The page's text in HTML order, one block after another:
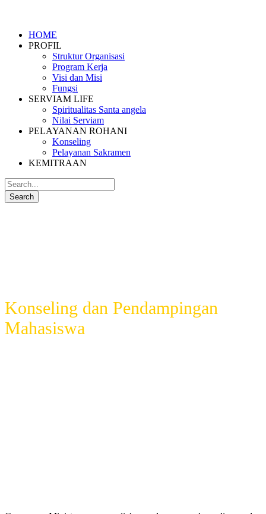
HOME
PROFIL
Struktur Organisasi
Program Kerja
Visi dan Misi
Fungsi
SERVIAM LIFE
Spiritualitas Santa angela
Nilai Serviam
PELAYANAN ROHANI
Konseling
Pelayanan Sakramen
KEMITRAAN
Konseling dan Pendampingan
Mahasiswa